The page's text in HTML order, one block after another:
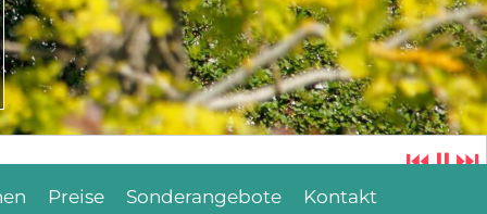
⏮⏸⏭
Preise Sonderangebote Kontakt